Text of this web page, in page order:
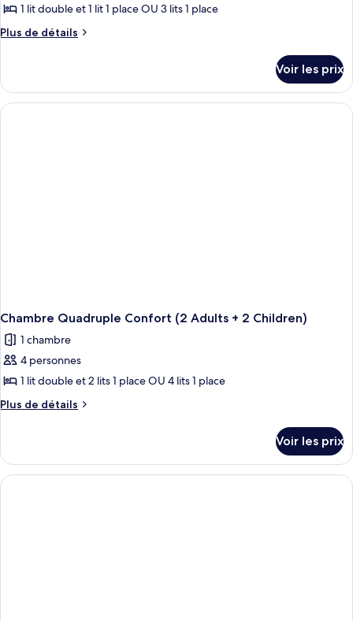
1 lit double et 1 lit 1 place OU 3 lits 1 place
Plus de détails
Plus
le
type
de
Voir les prix
Chambre Quadruple Confort (2 Adults + 2 Children)
1 chambre
4 personnes
1 lit double et 2 lits 1 place OU 4 lits 1 place
Plus de détails
Plus
le
type
de
Voir les prix